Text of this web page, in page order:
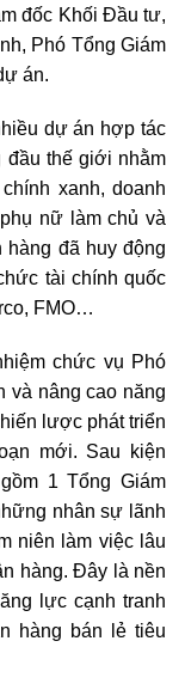
đốc Khối Đầu tư,
Phó Tổng Giám
án.
dự án hợp tác
đầu thế giới nhằm
xanh, doanh
nữ làm chủ và
đã huy động
tài chính quốc
FMO…
chức vụ Phó
và nâng cao năng
lược phát triển
mới. Sau kiện
1 Tổng Giám
nhân sự lãnh
niên làm việc lâu
hàng. Đây là nền
lực cạnh tranh
hàng bán lẻ tiêu